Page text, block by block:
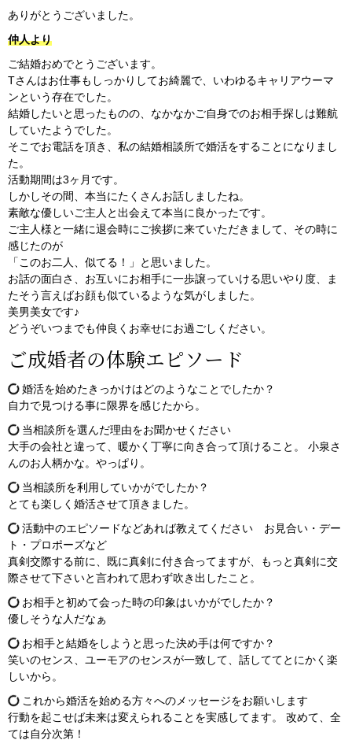
ありがとうございました。
仲人より
ご結婚おめでとうございます。
Tさんはお仕事もしっかりしてお綺麗で、いわゆるキャリアウーマ
ンという存在でした。
結婚したいと思ったものの、なかなかご自身でのお相手探しは難航
していたようでした。
そこでお電話を頂き、私の結婚相談所で婚活をすることになりまし
た。
活動期間は3ヶ月です。
しかしその間、本当にたくさんお話しましたね。
素敵な優しいご主人と出会えて本当に良かったです。
ご主人様と一緒に退会時にご挨拶に来ていただきまして、その時に
感じたのが
「このお二人、似てる！」と思いました。
お話の面白さ、お互いにお相手に一歩譲っていける思いやり度、ま
たそう言えばお顔も似ているような気がしました。
美男美女です♪
どうぞいつまでも仲良くお幸せにお過ごしください。
ご成婚者の体験エピソード
婚活を始めたきっかけはどのようなことでしたか？
自力で見つける事に限界を感じたから。
当相談所を選んだ理由をお聞かせください
大手の会社と違って、暖かく丁寧に向き合って頂けること。 小泉さ
んのお人柄かな。やっぱり。
当相談所を利用していかがでしたか？
とても楽しく婚活させて頂きました。
活動中のエピソードなどあれば教えてください お見合い・デー
ト・プロポーズなど
真剣交際する前に、既に真剣に付き合ってますが、もっと真剣に交
際させて下さいと言われて思わず吹き出したこと。
お相手と初めて会った時の印象はいかがでしたか？
優しそうな人だなぁ
お相手と結婚をしようと思った決め手は何ですか？
笑いのセンス、ユーモアのセンスが一致して、話しててとにかく楽
しいから。
これから婚活を始める方々へのメッセージをお願いします
行動を起こせば未来は変えられることを実感してます。 改めて、全
ては自分次第！